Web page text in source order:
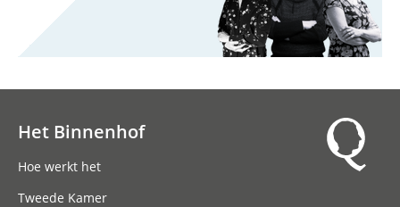
Het Binnenhof
Hoe werkt het
Tweede Kamer